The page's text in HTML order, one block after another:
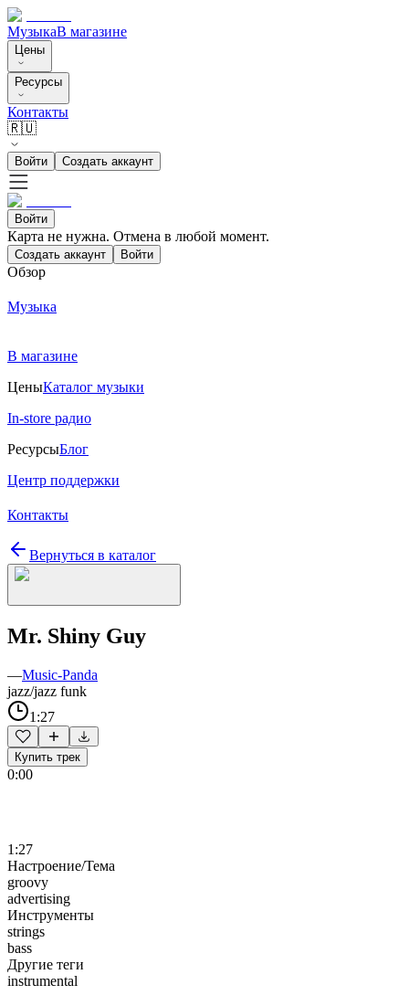
МузыкаВ магазине
Цены
Ресурсы
Контакты
🇷🇺
Войти Создать аккаунт
Войти
Карта не нужна. Отмена в любой момент.
Создать аккаунт Войти
Обзор
Музыка
В магазине
ЦеныКаталог музыки
In-store радио
РесурсыБлог
Центр поддержки
Контакты
Вернуться в каталог
Mr. Shiny Guy
—Music-Panda
jazz/jazz funk
1:27
Купить трек
0:00
1:27
Настроение/Тема
groovy
advertising
Инструменты
strings
bass
Другие теги
instrumental